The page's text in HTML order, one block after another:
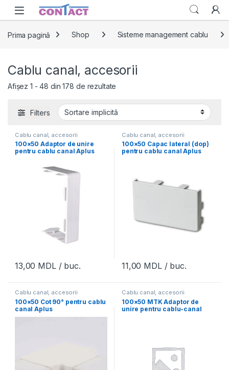
Skip to navigation
Skip to content
Prima pagină Shop Sisteme management cablu
Cablu canal, accesorii
Afișez 1 - 48 din 178 de rezultate
Filters
Cablu canal, accesorii
100×50 Adaptor de unire
pentru cablu canal Aplus
13,00 MDL/ buc.
Cablu canal, accesorii
100×50 Capac lateral (dop)
pentru cablu canal Aplus
11,00 MDL/ buc.
Cablu canal, accesorii
100×50 Cot 90° pentru cablu
canal Aplus
Cablu canal, accesorii
100×50 MTK Adaptor de
unire pentru cablu-canal